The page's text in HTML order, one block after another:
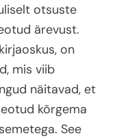
otsuste
ärevust.
on
mis viib
näitavad, et
kõrgema
See